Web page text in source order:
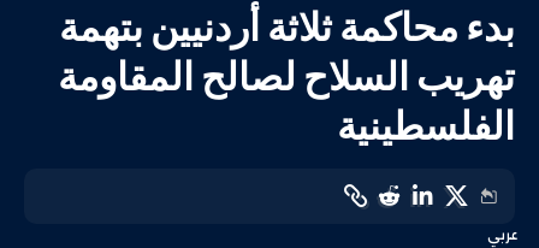
بدء محاكمة ثلاثة أردنيين بتهمة
تهريب السلاح لصالح المقاومة
الفلسطينية
عربي